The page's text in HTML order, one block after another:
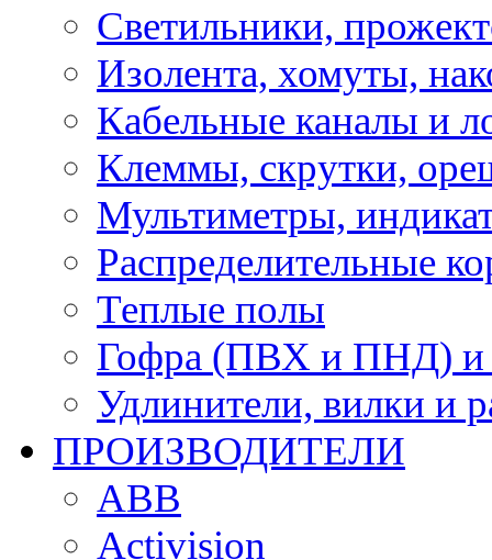
Светильники,
Изолента, хомуты,
Кабельные каналы и
Клеммы, скрутки,
Мультиметры,
Распределительные
Теплые полы
Гофра (ПВХ и ПНД) и
Удлинители, вилки и
ПРОИЗВОДИТЕЛИ
ABB
Activision